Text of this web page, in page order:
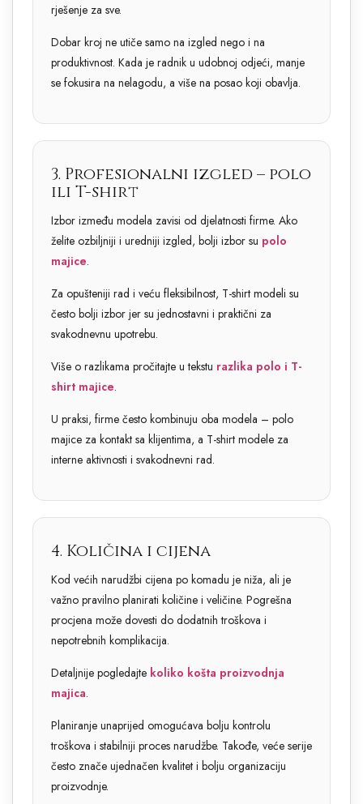
rješenje za sve.
Dobar kroj ne utiče samo na izgled nego i na
produktivnost. Kada je radnik u udobnoj odjeći, manje
se fokusira na nelagodu, a više na posao koji obavlja.
3. Profesionalni izgled – polo
ili T-shirt
Izbor između modela zavisi od djelatnosti firme. Ako
želite ozbiljniji i uredniji izgled, bolji izbor su polo
majice.
Za opušteniji rad i veću fleksibilnost, T-shirt modeli su
često bolji izbor jer su jednostavni i praktični za
svakodnevnu upotrebu.
Više o razlikama pročitajte u tekstu razlika polo i T-
shirt majice.
U praksi, firme često kombinuju oba modela – polo
majice za kontakt sa klijentima, a T-shirt modele za
interne aktivnosti i svakodnevni rad.
4. Količina i cijena
Kod većih narudžbi cijena po komadu je niža, ali je
važno pravilno planirati količine i veličine. Pogrešna
procjena može dovesti do dodatnih troškova i
nepotrebnih komplikacija.
Detaljnije pogledajte koliko košta proizvodnja
majica.
Planiranje unaprijed omogućava bolju kontrolu
troškova i stabilniji proces narudžbe. Takođe, veće serije
često znače ujednačen kvalitet i bolju organizaciju
proizvodnje.